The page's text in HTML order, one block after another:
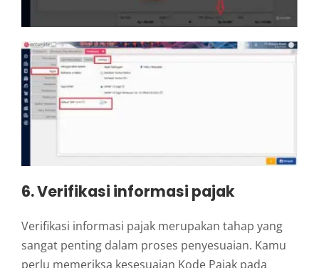
6. Verifikasi informasi pajak
Verifikasi informasi pajak merupakan tahap yang
sangat penting dalam proses penyesuaian. Kamu
perlu memeriksa kesesuaian Kode Pajak pada